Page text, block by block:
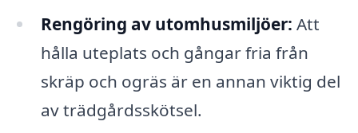
Rengöring av utomhusmiljöer: Att
hålla uteplats och gångar fria från
skräp och ogräs är en annan viktig del
av trädgårdsskötsel.